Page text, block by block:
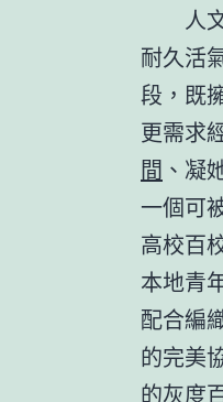
人
耐久活
段，既
更需求
間 、凝
一個可
高校百
本地青
配合編
的完美
的灰度